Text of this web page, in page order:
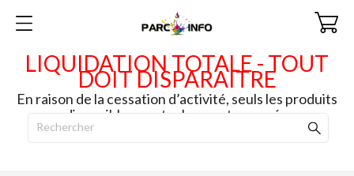
LIQUIDATION TOTALE - TOUT
DOIT DISPARAITRE
En raison de la cessation d’activité, seuls les produits
disponibles en stock seront envoyés.